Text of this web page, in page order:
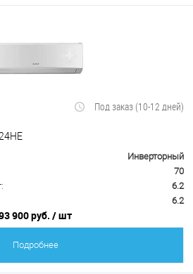
Под заказ (10-12 дней)
Инверторный
70
6.2
6.2
900 руб. / шт
Подробнее